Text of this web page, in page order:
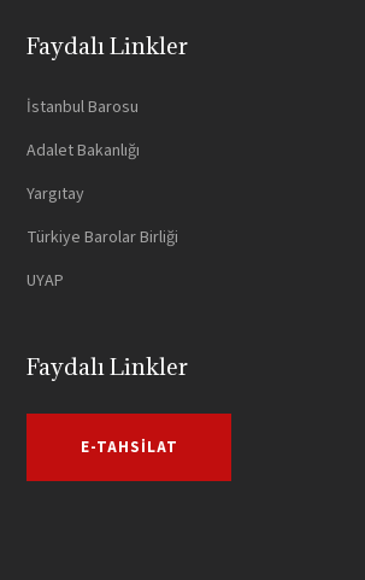
Faydalı Linkler
İstanbul Barosu
Adalet Bakanlığı
Yargıtay
Türkiye Barolar Birliği
UYAP
Faydalı Linkler
E-TAHSILAT